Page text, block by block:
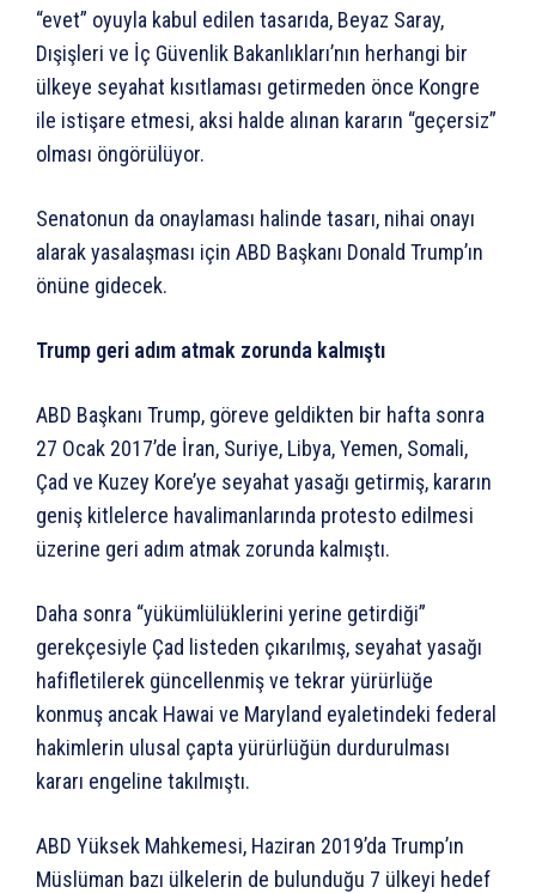
“evet” oyuyla kabul edilen tasarıda, Beyaz Saray,
Dışişleri ve İç Güvenlik Bakanlıkları’nın herhangi bir
ülkeye seyahat kısıtlaması getirmeden önce Kongre
ile istişare etmesi, aksi halde alınan kararın “geçersiz”
olması öngörülüyor.
Senatonun da onaylaması halinde tasarı, nihai onayı
alarak yasalaşması için ABD Başkanı Donald Trump’ın
önüne gidecek.
Trump geri adım atmak zorunda kalmıştı
ABD Başkanı Trump, göreve geldikten bir hafta sonra
27 Ocak 2017’de İran, Suriye, Libya, Yemen, Somali,
Çad ve Kuzey Kore’ye seyahat yasağı getirmiş, kararın
geniş kitlelerce havalimanlarında protesto edilmesi
üzerine geri adım atmak zorunda kalmıştı.
Daha sonra “yükümlülüklerini yerine getirdiği”
gerekçesiyle Çad listeden çıkarılmış, seyahat yasağı
hafifletilerek güncellenmiş ve tekrar yürürlüğe
konmuş ancak Hawai ve Maryland eyaletindeki federal
hakimlerin ulusal çapta yürürlüğün durdurulması
kararı engeline takılmıştı.
ABD Yüksek Mahkemesi, Haziran 2019’da Trump’ın
Müslüman bazı ülkelerin de bulunduğu 7 ülkeyi hedef